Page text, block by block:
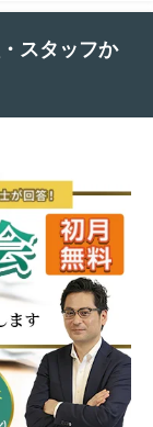
スタッフか